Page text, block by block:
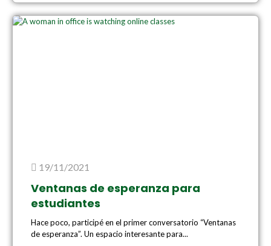
19/11/2021
Ventanas de esperanza para
estudiantes
Hace poco, participé en el primer conversatorio “Ventanas
de esperanza”. Un espacio interesante para...